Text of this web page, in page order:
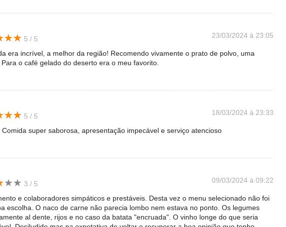
★★
★★ 5 / 5 23/03/2024 à 23:05
era incrível, a melhor da região! Recomendo vivamente o prato de polvo, uma
o café gelado do deserto era o meu favorito.
★★
★★ 5 / 5 18/03/2024 à 23:33
Comida super saborosa, apresentação impecável e serviço atencioso
★★
★★ 3 / 5 09/03/2024 à 09:22
e colaboradores simpáticos e prestáveis. Desta vez o menu selecionado não foi
escolha. O naco de carne não parecia lombo nem estava no ponto. Os legumes
al dente, rijos e no caso da batata "encruada". O vinho longe do que seria